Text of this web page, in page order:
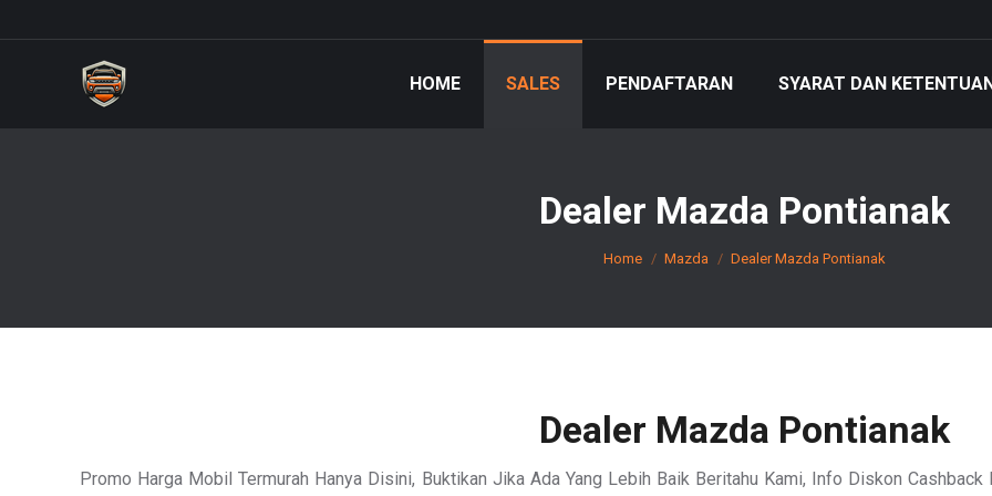
HOME SALES PENDAFTARAN SYARAT DAN
Dealer Mazda Pontianak
You are here:
Home Mazda Dealer Mazda Pontianak
Dealer Mazda Pontianak
Promo Harga Mobil Termurah Hanya Disini, Buktikan Jika Ada Yang Lebih Baik Beritahu Kami, Info Diskon